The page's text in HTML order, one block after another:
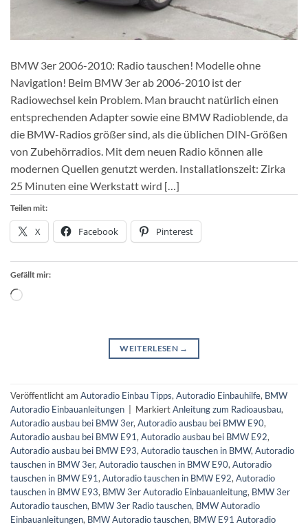
BMW 3er 2006-2010: Radio tauschen! Modelle ohne
Navigation! Beim BMW 3er ab 2006-2010 ist der
Radiowechsel kein Problem. Man braucht natürlich einen
entsprechenden Adapter sowie eine BMW Radioblende, da
die BMW-Radios größer sind, als die üblichen DIN-Größen
von Zubehörradios. Mit dem neuen Radio können alle
modernen Quellen genutzt werden. Installationszeit: Zirka
25 Minuten eine Werkstatt wird […]
Teilen mit:
X Facebook Pinterest
Gefällt mir:
Wird
WEITERLESEN →
Veröffentlicht am Autoradio Einbau Tipps,Autoradio Einbauhilfe, BMW
Autoradio Einbauanleitungen
MarkiertAnleitung zum Radioausbau,
Autoradio ausbau bei BMW 3er,Autoradio ausbau bei BMW E90,
Autoradio ausbau bei BMW E91,Autoradio ausbau bei BMW E92,
Autoradio ausbau bei BMW E93,Autoradio tauschen in BMW,Autoradio
tauschen in BMW 3er,Autoradio tauschen in BMW E90,Autoradio
tauschen in BMW E91,Autoradio tauschen in BMW E92,Autoradio
tauschen in BMW E93, BMW 3er Autoradio Einbauanleitung, BMW 3er
Autoradio tauschen, BMW 3er Radio tauschen, BMW Autoradio
Einbauanleitungen, BMW Autoradio tauschen, BMW E91 Autoradio